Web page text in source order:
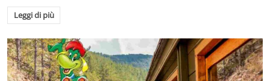
Leggi di più